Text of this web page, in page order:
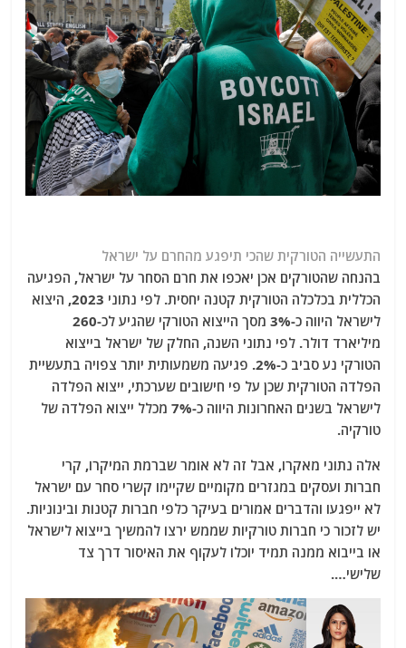
התעשייה הטורקית שהכי תיפגע מהחרם על ישראל
בהנחה שהטורקים אכן יאכפו את חרם הסחר על ישראל, הפגיעה
הכללית בכלכלה הטורקית קטנה יחסית. לפי נתוני 2023, היצוא
לישראל היווה כ-3% מסך הייצוא הטורקי שהגיע לכ-260
מיליארד דולר. לפי נתוני השנה, החלק של ישראל בייצוא
הטורקי נע סביב כ-2%. פגיעה משמעותית יותר צפויה בתעשיית
הפלדה הטורקית שכן על פי חישובים שערכתי, ייצוא הפלדה
לישראל בשנים האחרונות היווה כ-7% מכלל ייצוא הפלדה של
טורקיה.
אלה נתוני מאקרו, אבל זה לא אומר שברמת המיקרו, קרי
חברות ועסקים במגזרים מקומיים שקיימו קשרי סחר עם ישראל
לא ייפגעו והדברים אמורים בעיקר כלפי חברות קטנות ובינוניות.
יש לזכור כי חברות טורקיות שממש ירצו להמשיך בייצוא לישראל
או בייבוא ממנה תמיד יוכלו לעקוף את האיסור דרך צד
שלישי….